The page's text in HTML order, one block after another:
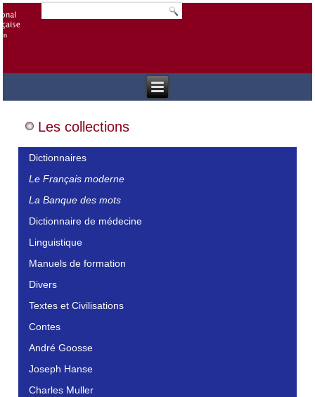
Les collections
Dictionnaires
Le Français moderne
La Banque des mots
Dictionnaire de médecine
Linguistique
Manuels de formation
Divers
Textes et Civilisations
Contes
André Goosse
Joseph Hanse
Charles Muller